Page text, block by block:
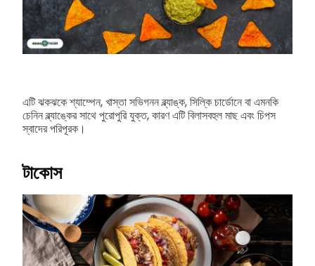
এটি ঝকঝকে শ্যাম্পেন, খাস্তা সভিগনন ব্ল্যাঙ্ক, সিল্কি চার্ডোনে বা এমনকি
চেনিন ব্ল্যাঙ্কের সাথে পুরোপুরি যুক্ত, কারণ এটি বিলাসবহুল মাছ এবং চিপস
স্বাদের পরিপূরক।
টাকোস